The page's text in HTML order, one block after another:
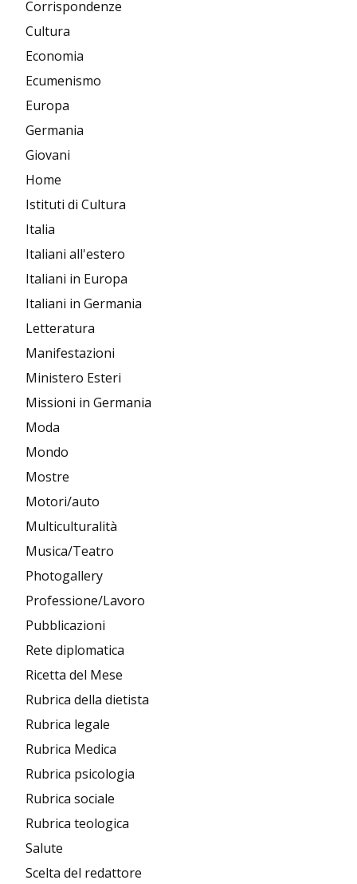
Corrispondenze
Cultura
Economia
Ecumenismo
Europa
Germania
Giovani
Home
Istituti di Cultura
Italia
Italiani all'estero
Italiani in Europa
Italiani in Germania
Letteratura
Manifestazioni
Ministero Esteri
Missioni in Germania
Moda
Mondo
Mostre
Motori/auto
Multiculturalità
Musica/Teatro
Photogallery
Professione/Lavoro
Pubblicazioni
Rete diplomatica
Ricetta del Mese
Rubrica della dietista
Rubrica legale
Rubrica Medica
Rubrica psicologia
Rubrica sociale
Rubrica teologica
Salute
Scelta del redattore